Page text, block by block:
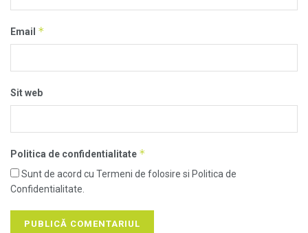
Email *
Sit web
Politica de confidentialitate *
Sunt de acord cu Termeni de folosire si Politica de
Confidentialitate.